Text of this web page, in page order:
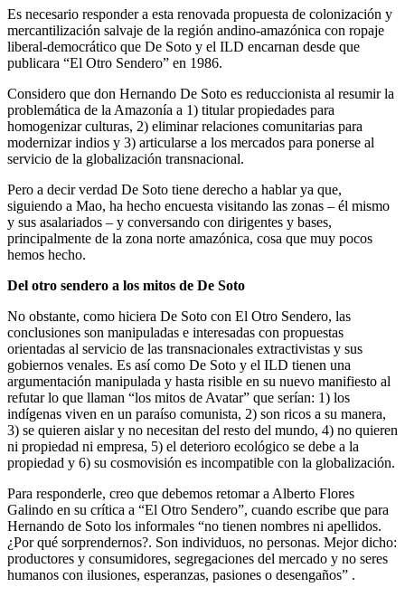
Es necesario responder a esta renovada propuesta de colonización y
mercantilización salvaje de la región andino-amazónica con ropaje
liberal-democrático que De Soto y el ILD encarnan desde que
publicara “El Otro Sendero” en 1986.
Considero que don Hernando De Soto es reduccionista al resumir la
problemática de la Amazonía a 1) titular propiedades para
homogenizar culturas, 2) eliminar relaciones comunitarias para
modernizar indios y 3) articularse a los mercados para ponerse al
servicio de la globalización transnacional.
Pero a decir verdad De Soto tiene derecho a hablar ya que,
siguiendo a Mao, ha hecho encuesta visitando las zonas – él mismo
y sus asalariados – y conversando con dirigentes y bases,
principalmente de la zona norte amazónica, cosa que muy pocos
hemos hecho.
Del otro sendero a los mitos de De Soto
No obstante, como hiciera De Soto con El Otro Sendero, las
conclusiones son manipuladas e interesadas con propuestas
orientadas al servicio de las transnacionales extractivistas y sus
gobiernos venales. Es así como De Soto y el ILD tienen una
argumentación manipulada y hasta risible en su nuevo manifiesto al
refutar lo que llaman “los mitos de Avatar” que serían: 1) los
indígenas viven en un paraíso comunista, 2) son ricos a su manera,
3) se quieren aislar y no necesitan del resto del mundo, 4) no quieren
ni propiedad ni empresa, 5) el deterioro ecológico se debe a la
propiedad y 6) su cosmovisión es incompatible con la globalización.
Para responderle, creo que debemos retomar a Alberto Flores
Galindo en su crítica a “El Otro Sendero”, cuando escribe que para
Hernando de Soto los informales “no tienen nombres ni apellidos.
¿Por qué sorprendernos?. Son individuos, no personas. Mejor dicho:
productores y consumidores, segregaciones del mercado y no seres
humanos con ilusiones, esperanzas, pasiones o desengaños” .